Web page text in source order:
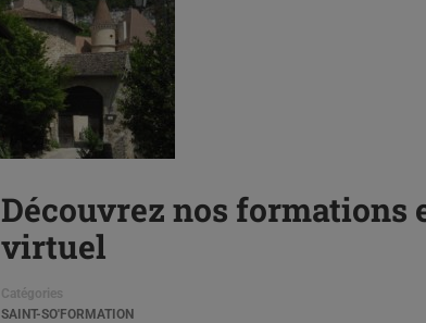
Découvrez nos formations
virtuel
Catégories
SAINT-SO'FORMATION